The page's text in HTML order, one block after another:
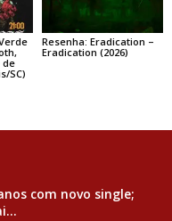
de
SC)
Resenha: Eradication –
Eradication (2026)
com novo single;